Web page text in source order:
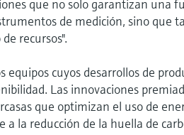
que no solo garantizan una
de medición, sino que
recursos".
equipos cuyos desarrollos de
Las innovaciones
que optimizan el uso de
a la reducción de la huella de